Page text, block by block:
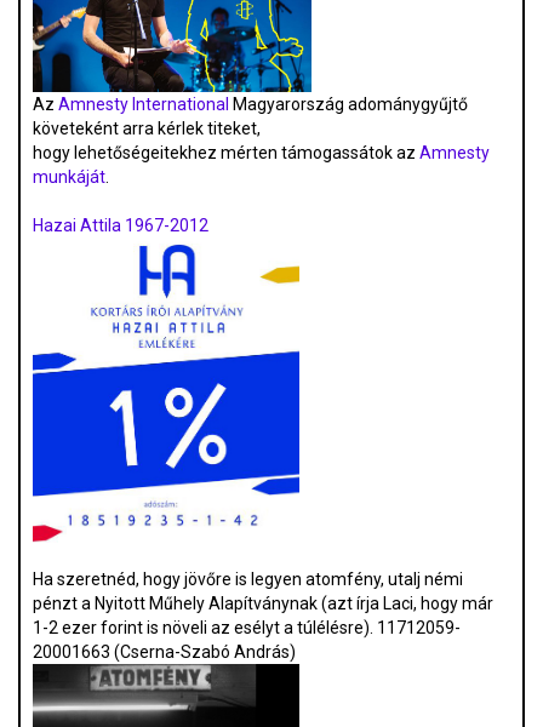
Az Amnesty International Magyarország adománygyűjtő
követeként arra kérlek titeket,
hogy lehetőségeitekhez mérten támogassátok az Amnesty
munkáját.
Hazai Attila 1967-2012
Ha szeretnéd, hogy jövőre is legyen atomfény, utalj némi
pénzt a Nyitott Műhely Alapítványnak (azt írja Laci, hogy már
1-2 ezer forint is növeli az esélyt a túlélésre). 11712059-
20001663 (Cserna-Szabó András)